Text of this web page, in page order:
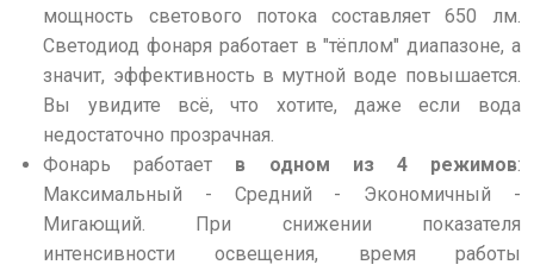
мощность светового потока составляет 650 лм.
Светодиод фонаря работает в "тёплом" диапазоне, а
значит, эффективность в мутной воде повышается.
Вы увидите всё, что хотите, даже если вода
недостаточно прозрачная.
Фонарь работает в одном из 4 режимов:
Максимальный - Средний - Экономичный -
Мигающий. При снижении показателя
интенсивности освещения, время работы